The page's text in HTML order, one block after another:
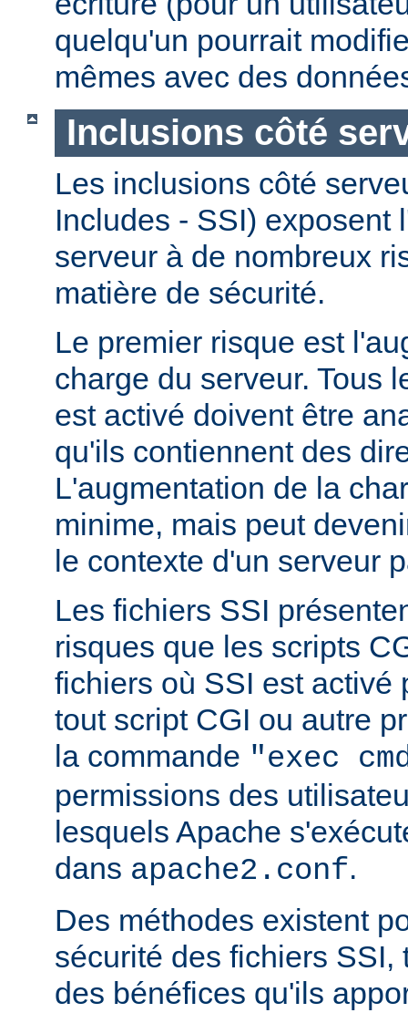
quelqu'un pourrait
mêmes avec des
Inclusions côté
Les inclusions côté
Includes - SSI) exposent
serveur à de nombreux
matière de sécurité.
Le premier risque est
charge du serveur. Tous
est activé doivent être
qu'ils contiennent des
L'augmentation de la
minime, mais peut
le contexte d'un serveur
Les fichiers SSI
risques que les scripts
fichiers où SSI est activé
tout script CGI ou autre
la commande "exec
permissions des
lesquels Apache
dans apache2.conf.
Des méthodes existent
sécurité des fichiers SSI,
des bénéfices qu'ils